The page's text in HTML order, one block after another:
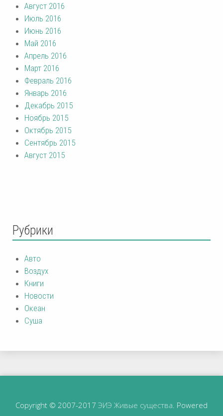
Август 2016
Июль 2016
Июнь 2016
Май 2016
Апрель 2016
Март 2016
Февраль 2016
Январь 2016
Декабрь 2015
Ноябрь 2015
Октябрь 2015
Сентябрь 2015
Август 2015
Рубрики
Авто
Воздух
Книги
Новости
Океан
Суша
Copyright © 2007-2017 ЭИЭ Живые существа . Powered